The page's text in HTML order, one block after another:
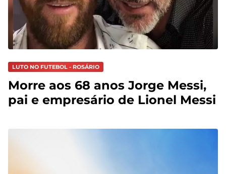
LUTO NO FUTEBOL - ROSÁRIO
Morre aos 68 anos Jorge Messi,
pai e empresário de Lionel Messi